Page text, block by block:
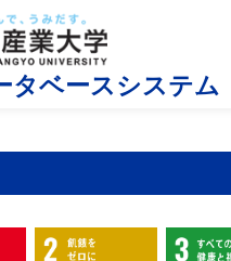
タベースシステム